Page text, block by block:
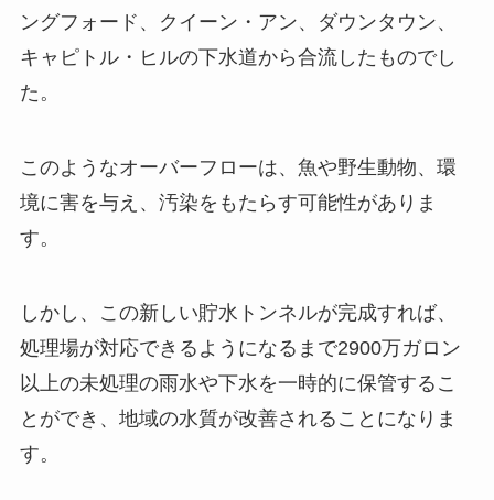
ングフォード、クイーン・アン、ダウンタウン、
キャピトル・ヒルの下水道から合流したものでし
た。
このようなオーバーフローは、魚や野生動物、環
境に害を与え、汚染をもたらす可能性がありま
す。
しかし、この新しい貯水トンネルが完成すれば、
処理場が対応できるようになるまで2900万ガロン
以上の未処理の雨水や下水を一時的に保管するこ
とができ、地域の水質が改善されることになりま
す。